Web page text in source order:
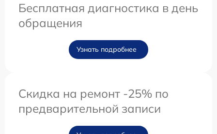
Бесплатная диагностика в день
обращения
Узнать подробнее
Скидка на ремонт -25% по
предварительной записи